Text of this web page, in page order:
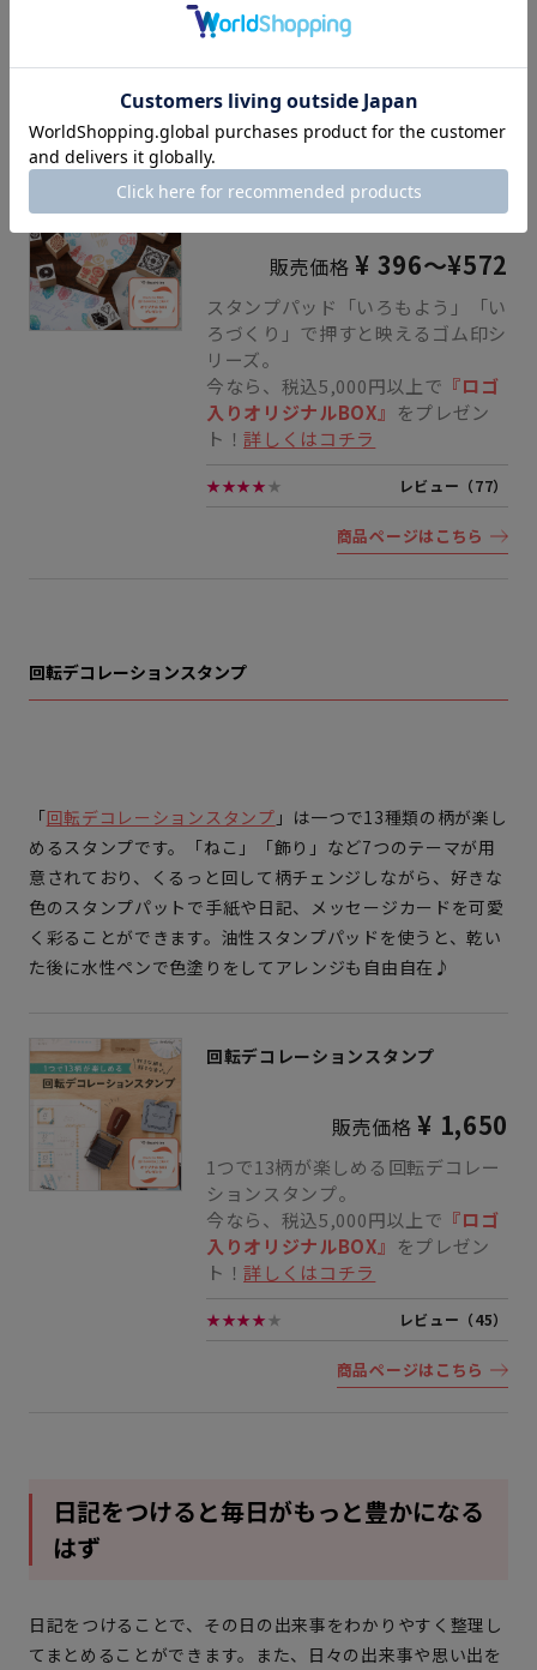
ーツをモチーフにしたかわいらしい24種類のデザインがあり
ます。重ね押しも楽しめる大ぶりの柄から、繊細な模様ま
で、豊富なバリエーションでさまざまなアレンジが楽しめる
はんこで、日記デコでも大活躍する、頼もしいグッズです。
シヤチハタ クラフトはんこ 洋柄
販売価格¥ 396～¥572
スタンプパッド「いろもよう」「い
ろづくり」で押すと映えるゴム印シ
リーズ。
今なら、税込5,000円以上で 『ロゴ
入りオリジナルBOX』 をプレゼン
ト！詳しくはコチラ
★★★★★ レビュー（77）
商品ページはこちら
回転デコレーションスタンプ
「回転デコレーションスタンプ 」は一つで13種類の柄が楽し
めるスタンプです。「ねこ」「飾り」など7つのテーマが用
意されており、くるっと回して柄チェンジしながら、好きな
色のスタンプパットで手紙や日記、メッセージカードを可愛
く彩ることができます。油性スタンプパッドを使うと、乾い
た後に水性ペンで色塗りをしてアレンジも自由自在♪
回転デコレーションスタンプ
販売価格¥ 1,650
1つで13柄が楽しめる回転デコレー
ションスタンプ。
今なら、税込5,000円以上で 『ロゴ
入りオリジナルBOX』 をプレゼン
ト！詳しくはコチラ
★★★★★ レビュー（45）
商品ページはこちら
日記をつけると毎日がもっと豊かになる
はず
日記をつけることで、その日の出来事をわかりやすく整理し
てまとめることができます。また、日々の出来事や思い出を